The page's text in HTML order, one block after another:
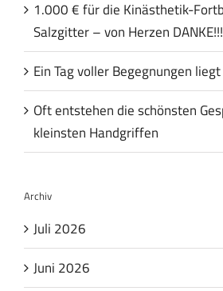
1.000 € für die Kinästhetik-
Salzgitter – von Herzen DANKE!!!
Ein Tag voller Begegnungen
Oft entstehen die schönsten
kleinsten Handgriffen
Archiv
Juli 2026
Juni 2026